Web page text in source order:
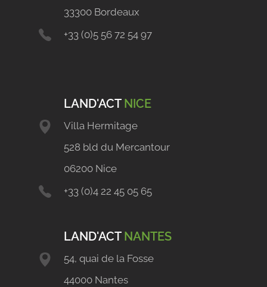
33300 Bordeaux
+33 (0)5 56 72 54 97
LAND'ACT NICE
Villa Hermitage
528 bld du Mercantour
06200 Nice
+33 (0)4 22 45 05 65
LAND'ACT NANTES
54, quai de la Fosse
44000 Nantes